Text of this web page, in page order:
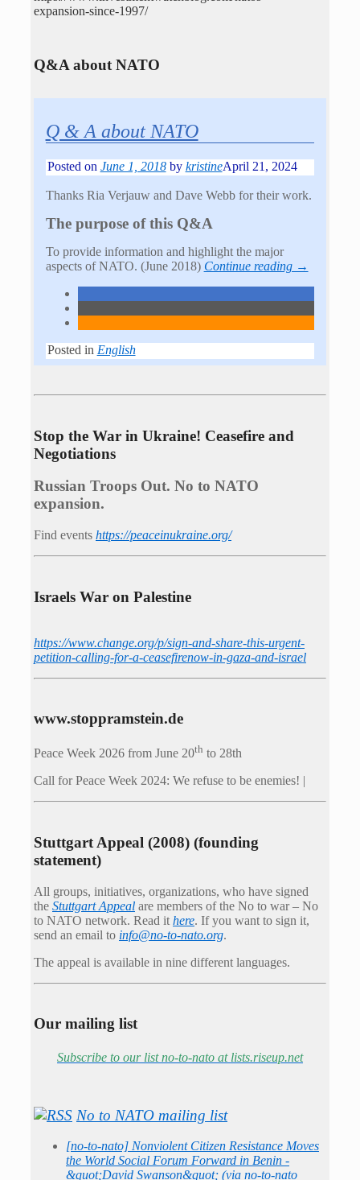
expansion-since-1997/
Q&A about NATO
Q & A about NATO
Posted on June 1, 2018 by kristineApril 21, 2024
Thanks Ria Verjauw and Dave Webb for their work.
The purpose of this Q&A
To provide information and highlight the major
aspects of NATO. (June 2018) Continue reading →
Posted in English
Stop the War in Ukraine! Ceasefire and
Negotiations
Russian Troops Out. No to NATO
expansion.
Find events https://peace­in­ukraine.org/
Israels War on Palestine
https://www.change.org/p/sign-and-share-this-urgent-
petition-calling-for-a-ceasefirenow-in-gaza-and-israel
www.stoppramstein.de
Peace Week 2026 from June 20th to 28th
Call for Peace Week 2024: We refuse to be enemies! |
Stuttgart Appeal (2008) (founding
statement)
All groups, initiatives, organizations, who have signed
the Stuttgart Appeal are members of the No to war – No
to NATO network. Read it here. If you want to sign it,
send an email to info@no-to-nato.org.
The appeal is available in nine different languages.
Our mailing list
Subscribe to our list no-to-nato at lists.riseup.net
No to NATO mailing list
[no-to-nato] Nonviolent Citizen Resistance Moves
the World Social Forum Forward in Benin -
&quot;David Swanson&quot; (via no-to-nato